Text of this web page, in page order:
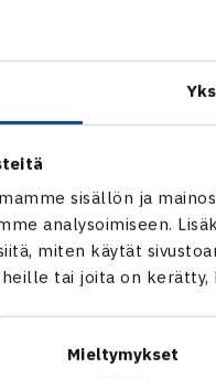
sisällön ja
analysoimiseen.
miten käytät
tai joita on kerätty,
Mieltymykset